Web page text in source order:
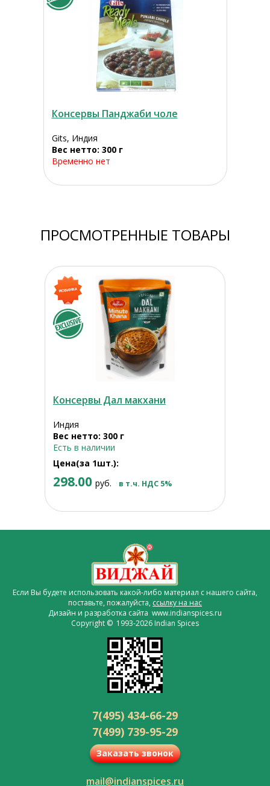
Консервы Панджаби чоле
Gits, Индия
Вес нетто: 300 г
Временно нет
ПРОСМОТРЕННЫЕ ТОВАРЫ
Консервы Дал макхани
Индия
Вес нетто: 300 г
Есть в наличии
Цена(за 1шт.):
298.00 руб. в т.ч. НДС 5%
Если Вы будете использовать какой-либо материал с нашего сайта,
поставьте, пожалуйста, ссылку на нас
Дизайн и разработка сайта www.indianspices.ru
Copyright © 1993-2026 Indian Spices
7(495) 434-66-29
7(499) 739-95-29
Заказать звонок
mail@indianspices.ru